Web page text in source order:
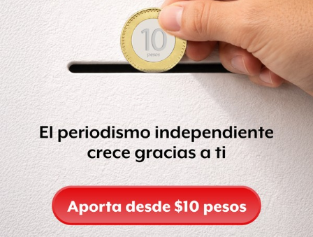
Unos 128 mil 349 millones de pesos para Adultos Mayores
y 14 mil 197 millones de pesos para Personas con
Discapacidad Permanente.
En el Sistema de Becas Educativas se establece en el nivel
básico más de 30 mil millones; Benito Juárez, Becas de
Educación Media Superior, más de 28 mil millones de
pesos; Becas Elisa Acuña, que son de Profesionalización
de Egresados y Docentes, más de 4 mil 174 millones de
pesos de pesos; Jóvenes Escribiendo el Futuro, 7 mil 776
millones de pesos.
Entérate: Propuesta del gobierno para programas sociales
en 2020 es regresiva e inviable, alertan especialistas